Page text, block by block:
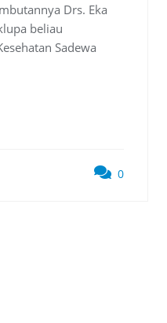
Drs. Eka
beliau
Sadewa
0